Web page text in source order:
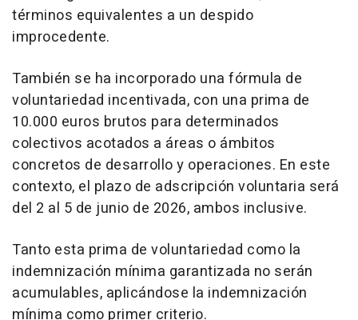
términos equivalentes a un despido
improcedente.
También se ha incorporado una fórmula de
voluntariedad incentivada, con una prima de
10.000 euros brutos para determinados
colectivos acotados a áreas o ámbitos
concretos de desarrollo y operaciones. En este
contexto, el plazo de adscripción voluntaria será
del 2 al 5 de junio de 2026, ambos inclusive.
Tanto esta prima de voluntariedad como la
indemnización mínima garantizada no serán
acumulables, aplicándose la indemnización
mínima como primer criterio.